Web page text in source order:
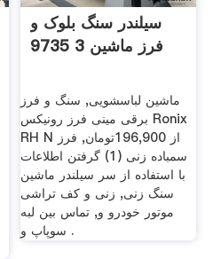
سیلندر سنگ بلوک و
فرز ماشین 3 9735
ماشین لباسشویی, سنگ و فرز
برقی مینی فرز رونیکس Ronix
RH N از 196,900تومان, فرز
سمباده زنی (1) گرفتن اطلاعات
با استفاده از سر سیلندر ماشین
سنگ زنی, زنی و کف تراشی
موتور خودرو و, تماس بین لبه
سوپاپ و .